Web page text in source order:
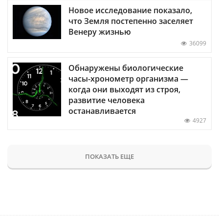
Новое исследование показало,
что Земля постепенно заселяет
Венеру жизнью
36099
Обнаружены биологические
часы-хронометр организма —
когда они выходят из строя,
развитие человека
останавливается
4927
ПОКАЗАТЬ ЕЩЕ